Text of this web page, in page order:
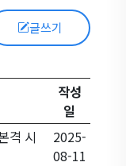
글쓰기
작성
일
격 시
2025-
08-11